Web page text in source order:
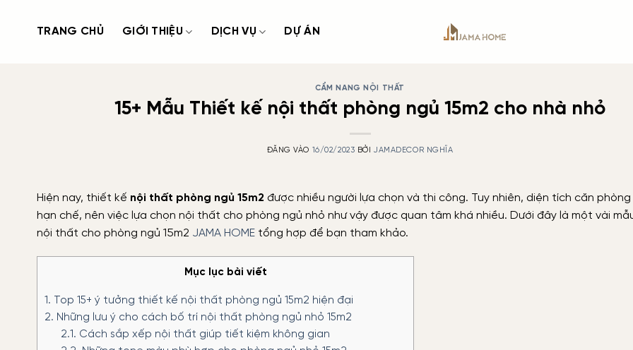
TRANG CHỦ GIỚI THIỆU DỊCH VỤ DỰ ÁN
CẨM NANG NỘI THẤT
15+ Mẫu Thiết kế nội thất phòng ngủ 15m2 cho nhà nhỏ
ĐĂNG VÀO 16/02/2023 BỞIJAMADECOR NGHĨA
Hiện nay, thiết kế nội thất phòng ngủ 15m2 được nhiều người lựa chọn và thi công. Tuy nhiên, diện tích căn phòng
hạn chế, nên việc lựa chọn nội thất cho phòng ngủ nhỏ như vậy được quan tâm khá nhiều. Dưới đây là một vài
nội thất cho phòng ngủ 15m2 JAMA HOME tổng hợp để bạn tham khảo.
Mục lục bài viết
1. Top 15+ ý tưởng thiết kế nội thất phòng ngủ 15m2 hiện đại
2. Những lưu ý cho cách bố trí nội thất phòng ngủ nhỏ 15m2
2.1. Cách sắp xếp nội thất giúp tiết kiệm không gian